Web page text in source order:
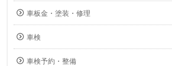
車板金・塗装・修理
車検
車検予約・整備